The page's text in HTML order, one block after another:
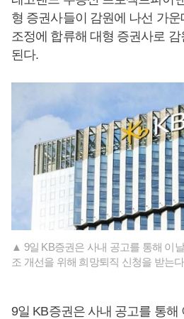
형 증권사들이 감원에 나선 가
조정에 합류해 대형 증권사로
된다.
▲ 9일 KB증권은 사내 공고를 통해 이
조 개선을 위해 희망퇴직 신청을 받는
9일 KB증권은 사내 공고를 통해